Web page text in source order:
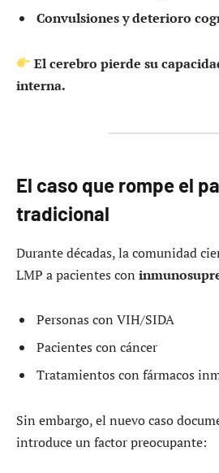
Convulsiones y deterioro
El cerebro pierde su
interna.
El caso que rompe el
tradicional
Durante décadas, la comunidad
LMP a pacientes con
Personas con VIH/SIDA
Pacientes con cáncer
Tratamientos con fármacos
Sin embargo, el nuevo caso
introduce un factor preocupante: